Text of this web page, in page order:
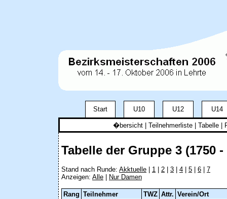
Start U10 U12 U14
�bersicht| Teilnehmerliste| Tabelle|
Tabelle der Gruppe 3 (1750
Stand nach Runde: Akktuelle 1 2 3 4 5 6
7
Anzeigen: Alle Nur Damen
Rang Teilnehmer TWZ Attr. Verein/Ort